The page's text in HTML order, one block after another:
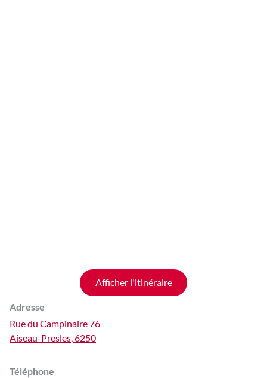
Afficher l'itinéraire
Adresse
Rue du Campinaire 76
Aiseau-Presles,6250
Téléphone